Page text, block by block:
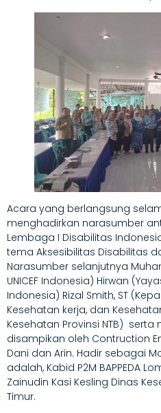
Acara yang berlangsung
menghadirkan narasumber
Lembaga I Disabilitas
tema Aksesibilitas Disabilitas
Narasumber selanjutnya
UNICEF Indonesia) Hirwan
Indonesia) Rizal Smith, ST
Kesehatan kerja, dan
Kesehatan Provinsi NTB) serta
disampikan oleh Contruction
Dani dan Arin. Hadir sebagai
adalah, Kabid P2M BAPPEDA
Zainudin Kasi Kesling Dinas
Timur.